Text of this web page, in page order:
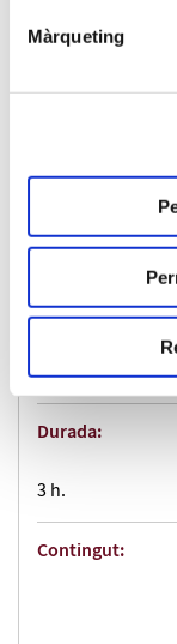
Màrqueting
M09 - PACIENT
DE SALUT
ALTERACIONS
ECTS:
.3
Durada:
3 h.
Contingut: